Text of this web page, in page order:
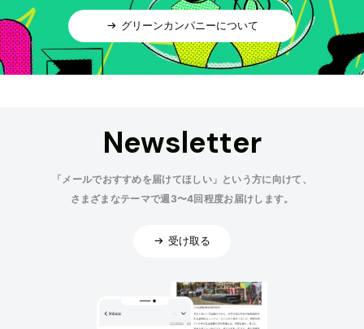
グリーンカンパニーについて
Newsletter
「メールでおすすめを届けてほしい」という方に向けて、
さまざまなテーマで週3〜4回程度お届けします。
受け取る